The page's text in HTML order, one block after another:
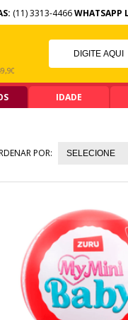
(11) 3313-4466WHATSAPP
5% OFF NO PIX
PIX ACIMA DE R$
IDADE
POR: